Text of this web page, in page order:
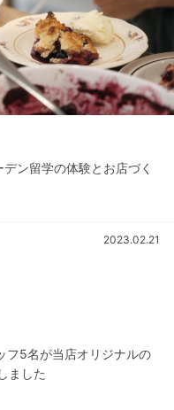
デン留学の体験とお店づく
2023.02.21
フ5名が当店オリジナルの
ました